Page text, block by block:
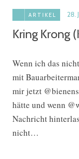
ARTIKEL 28.
Kring Krong
Wenn ich das
mit
mir jetzt
hätte und wenn
Nachricht
nicht…